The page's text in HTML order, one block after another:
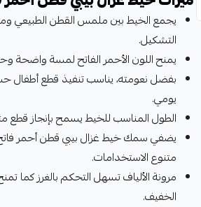
يجمع الخيط بين ملمس القطن الطبيعي
التشكيل.
يمنح اللون الأحمر الفاتح لمسة
بفضل نعومته، يناسب تنفيذ قطع أطفال
يومي.
الطول المناسب للخيط يسمح بإنجاز قطع
متنوع الاستخدامات.
مرونة الألياف تسهل التحكم بالغرز كما
الخفيف.